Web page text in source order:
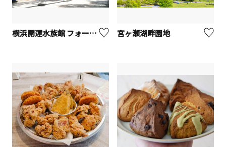
横浜開運水族館 フォーチュンアクアリウム【横浜市】 宮ヶ瀬湖畔園地